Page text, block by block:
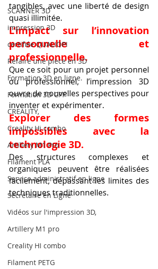
SCANNER 3D
impression 3D
certifiée QUALIOPI
Refaire une piece en 3D
Formation 3D en ligne.
Formation 3D CPF
CREALITY,
Creality Hi combo
Artillery M1 Pro
Filament PLA
Service administratif en ligne
Secrétaire en Ligne
Vidéos sur l'impression 3D,
Artillery M1 pro
Creality HI combo
Filament PETG
tangibles, avec une liberté de design
quasi illimitée.
L’impact sur l’innovation
personnelle et
professionnelle.
Que ce soit pour un projet personnel
ou professionnel, l’impression 3D
ouvre de nouvelles perspectives pour
inventer et expérimenter.
Explorer des formes
impossibles avec la
technologie 3D.
Des structures complexes et
organiques peuvent être réalisées
facilement, dépassant les limites des
techniques traditionnelles.